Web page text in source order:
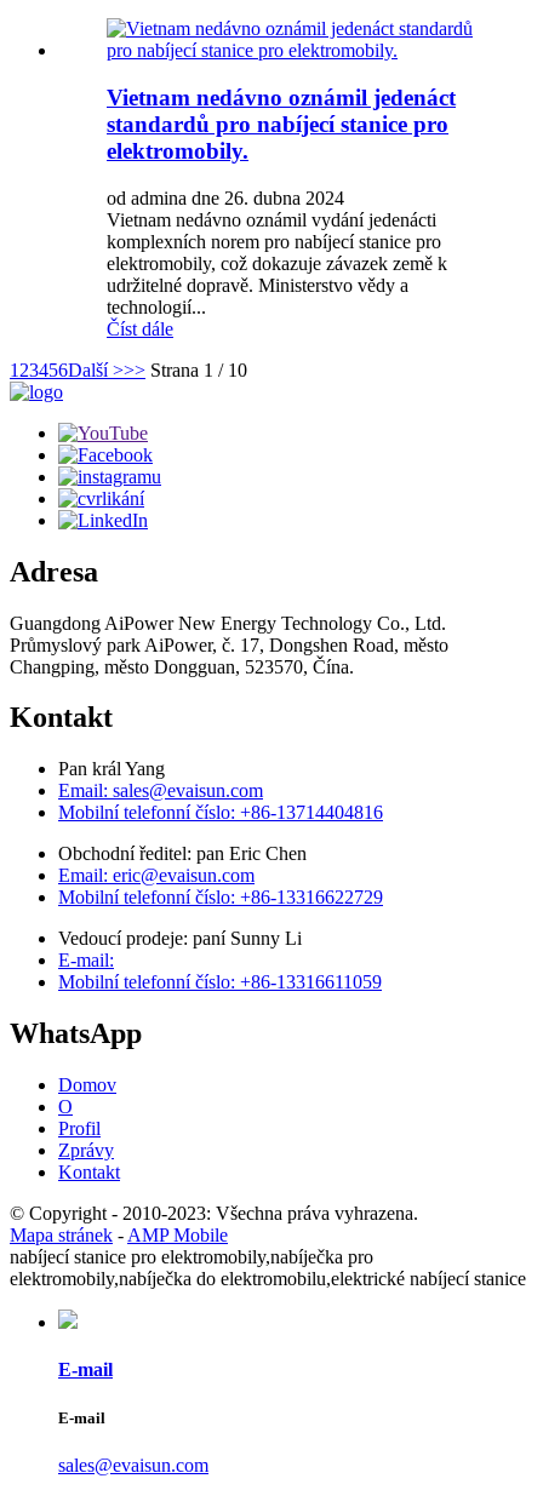
Vietnam nedávno oznámil jedenáct
standardů pro nabíjecí stanice pro
elektromobily.
od admina dne 26. dubna 2024
Vietnam nedávno oznámil vydání jedenácti
komplexních norem pro nabíjecí stanice pro
elektromobily, což dokazuje závazek země k
udržitelné dopravě. Ministerstvo vědy a
technologií...
Číst dále
1 23456Další >>> Strana 1 / 10
Adresa
Guangdong AiPower New Energy Technology Co., Ltd.
Průmyslový park AiPower, č. 17, Dongshen Road, město
Changping, město Dongguan, 523570, Čína.
Kontakt
Pan král Yang
Email: sales@evaisun.com
Mobilní telefonní číslo: +86-13714404816
Obchodní ředitel: pan Eric Chen
Email: eric@evaisun.com
Mobilní telefonní číslo: +86-13316622729
Vedoucí prodeje: paní Sunny Li
E-mail:
Mobilní telefonní číslo: +86-13316611059
WhatsApp
Domov
O
Profil
Zprávy
Kontakt
© Copyright - 2010-2023: Všechna práva vyhrazena.
Mapa stránek - AMP Mobile
nabíjecí stanice pro elektromobily,nabíječka pro
elektromobily,nabíječka do elektromobilu,elektrické nabíjecí stanice
E-mail
E-mail
sales@evaisun.com